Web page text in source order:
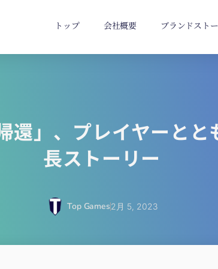
トップ 会社概要 ブランドスト
還」、プレイヤーと
長ストーリー
Top Games2月 5, 2023